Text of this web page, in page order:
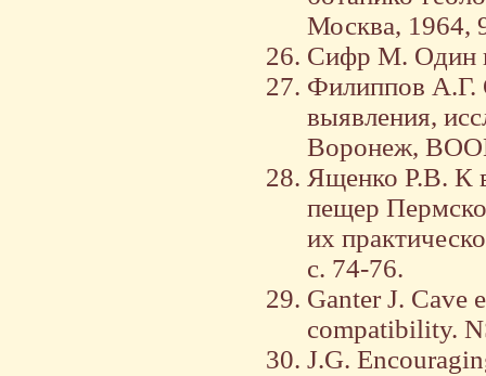
Москва, 1964,
Сифр М. Один
Филиппов А.Г.
выявления,
Воронеж,
Ященко Р.В. К
пещер
их
с. 74-76.
Ganter J. Cave
compatibility.
J.G.